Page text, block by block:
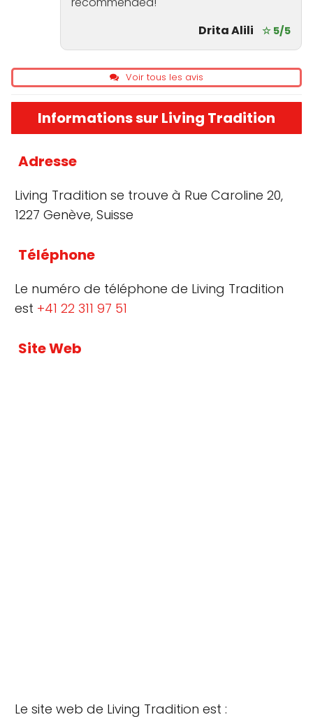
Drita Alili
☆ 5/5
Voir tous les avis
Informations sur Living Tradition
Adresse
Living Tradition se trouve à Rue Caroline 20,
1227 Genève, Suisse
Téléphone
Le numéro de téléphone de Living Tradition
est +41 22 311 97 51
Site Web
Le site web de Living Tradition est :